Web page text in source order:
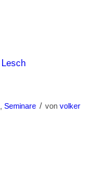
Seminare / von volker